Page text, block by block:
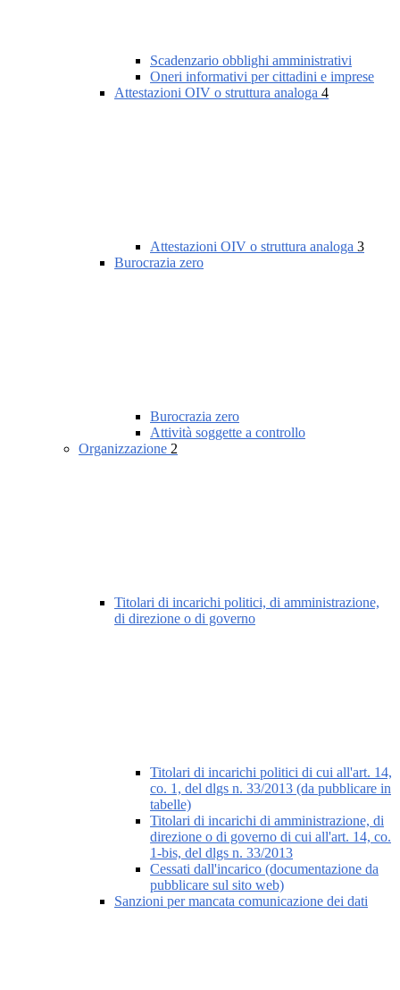
Scadenzario obblighi amministrativi
Oneri informativi per cittadini e imprese
Attestazioni OIV o struttura analoga 4
Attestazioni OIV o struttura analoga 3
Burocrazia zero
Burocrazia zero
Attività soggette a controllo
Organizzazione 2
Titolari di incarichi politici, di amministrazione,
di direzione o di governo
Titolari di incarichi politici di cui all'art. 14,
co. 1, del dlgs n. 33/2013 (da pubblicare in
tabelle)
Titolari di incarichi di amministrazione, di
direzione o di governo di cui all'art. 14, co.
1-bis, del dlgs n. 33/2013
Cessati dall'incarico (documentazione da
pubblicare sul sito web)
Sanzioni per mancata comunicazione dei dati